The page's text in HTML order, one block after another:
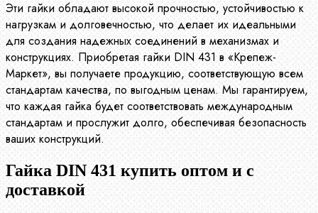
Эти гайки обладают высокой прочностью, устойчивостью к
нагрузкам и долговечностью, что делает их идеальными
для создания надежных соединений в механизмах и
конструкциях. Приобретая гайки DIN 431 в «Крепеж-
Маркет», вы получаете продукцию, соответствующую всем
стандартам качества, по выгодным ценам. Мы гарантируем,
что каждая гайка будет соответствовать международным
стандартам и прослужит долго, обеспечивая безопасность
ваших конструкций.
Гайка DIN 431 купить оптом и с
доставкой